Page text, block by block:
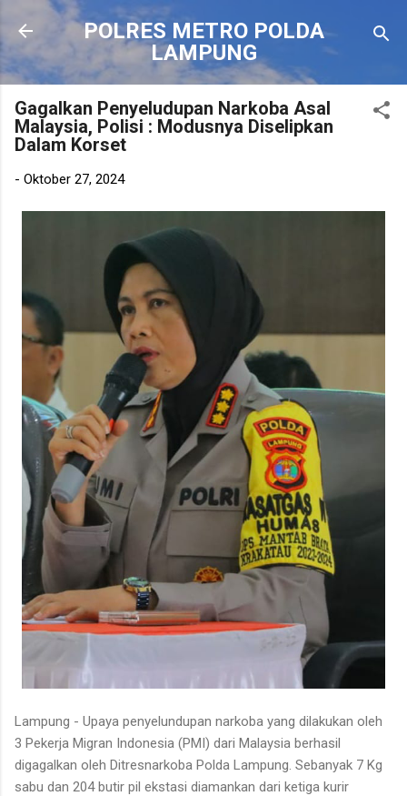
Langsung ke konten utama
POLRES METRO POLDA
LAMPUNG
Gagalkan Penyeludupan Narkoba Asal
Malaysia, Polisi : Modusnya Diselipkan
Dalam Korset
- Oktober 27, 2024
Lampung - Upaya penyelundupan narkoba yang dilakukan oleh
3 Pekerja Migran Indonesia (PMI) dari Malaysia berhasil
digagalkan oleh Ditresnarkoba Polda Lampung. Sebanyak 7 Kg
sabu dan 204 butir pil ekstasi diamankan dari ketiga kurir